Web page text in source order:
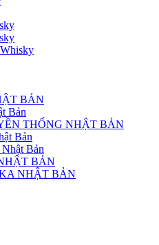
BẢN
Bản
THỐNG NHẬT BẢN
Bản
Bản
BẢN
NHẬT BẢN